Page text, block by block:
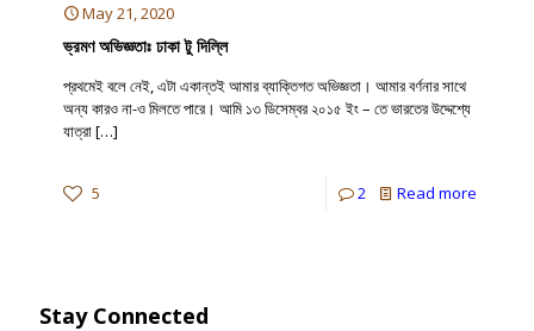
May 21, 2020
ভ্রমণ অভিজ্ঞতাঃ ঢাকা টু দিল্লি
প্রথমেই বলে নেই, এটা একান্তই আমার ব্যাক্তিগত অভিজ্ঞতা। আমার বর্ণনার সাথে
অন্য কারও না-ও মিলতে পারে। আমি ১৩ ডিসেম্বর ২০১৫ ইং – তে ভারতের উদ্দেশ্যে
যাত্রা[…]
5 2 Read more
Stay Connected